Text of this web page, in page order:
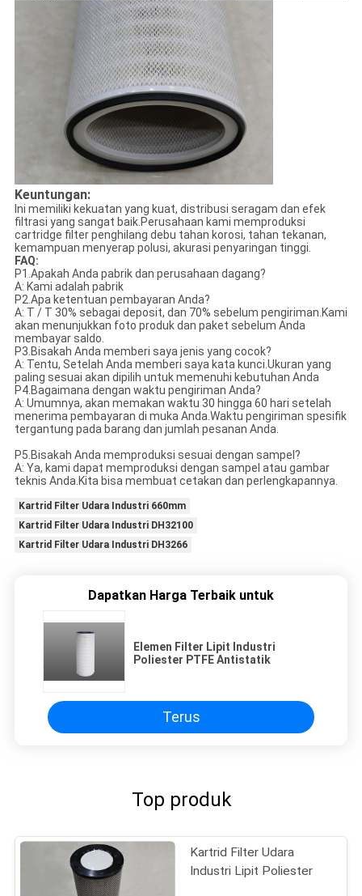
Keuntungan:
Ini memiliki kekuatan yang kuat, distribusi seragam dan efek
filtrasi yang sangat baik.Perusahaan kami memproduksi
cartridge filter penghilang debu tahan korosi, tahan tekanan,
kemampuan menyerap polusi, akurasi penyaringan tinggi.
FAQ:
P1.Apakah Anda pabrik dan perusahaan dagang?
A: Kami adalah pabrik
P2.Apa ketentuan pembayaran Anda?
A: T / T 30% sebagai deposit, dan 70% sebelum pengiriman.Kami
akan menunjukkan foto produk dan paket sebelum Anda
membayar saldo.
P3.Bisakah Anda memberi saya jenis yang cocok?
A: Tentu, Setelah Anda memberi saya kata kunci.Ukuran yang
paling sesuai akan dipilih untuk memenuhi kebutuhan Anda
P4.Bagaimana dengan waktu pengiriman Anda?
A: Umumnya, akan memakan waktu 30 hingga 60 hari setelah
menerima pembayaran di muka Anda.Waktu pengiriman spesifik
tergantung pada barang dan jumlah pesanan Anda.
P5.Bisakah Anda memproduksi sesuai dengan sampel?
A: Ya, kami dapat memproduksi dengan sampel atau gambar
teknis Anda.Kita bisa membuat cetakan dan perlengkapannya.
Kartrid Filter Udara Industri 660mm
Kartrid Filter Udara Industri DH32100
Kartrid Filter Udara Industri DH3266
Dapatkan Harga Terbaik untuk
Elemen Filter Lipit Industri
Poliester PTFE Antistatik
Terus
Top produk
Kartrid Filter Udara
Industri Lipit Poliester